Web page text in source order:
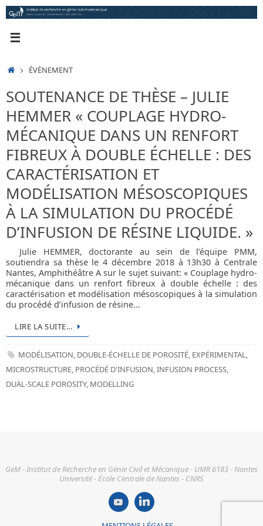
Passer
au
ACCUEIL
ÉVÈNEMENT
SOUTENANCE DE THÈSE – JULIE
HEMMER « COUPLAGE HYDRO-
MÉCANIQUE DANS UN RENFORT
FIBREUX À DOUBLE ÉCHELLE : DES
CARACTÉRISATION ET
MODÉLISATION MÉSOSCOPIQUES
À LA SIMULATION DU PROCÉDÉ
D’INFUSION DE RÉSINE LIQUIDE. »
Julie HEMMER, doctorante au sein de l’équipe PMM,
soutiendra sa thèse le 4 décembre 2018 à 13h30 à Centrale
Nantes, Amphithéâtre A sur le sujet suivant: « Couplage hydro-
mécanique dans un renfort fibreux à double échelle : des
caractérisation et modélisation mésoscopiques à la simulation
du procédé d’infusion de résine…
LIRE LA SUITE…
MODÉLISATION, DOUBLE-ÉCHELLE DE POROSITÉ, EXPÉRIMENTAL,
MICROSTRUCTURE, PROCÉDÉ D'INFUSION,INFUSION PROCESS,
DUAL-SCALE POROSITY, MODELLING
GeM - Institut de Recherche en Génie Civil et Mécanique - UMR 6183 - Nantes
Université - École Centrale de Nantes - CNRS